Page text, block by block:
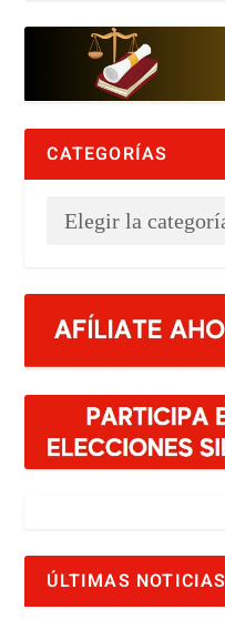
CATEGORÍAS
ÚLTIMAS NOTICIAS